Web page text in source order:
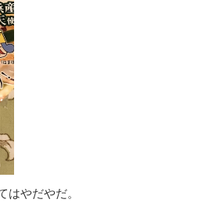
やだやだ。